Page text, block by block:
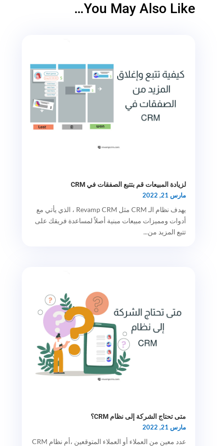
You May Also Like…
لزيادة المبيعات قم بتتبع الصفقات في CRM
مارس 21, 2022
يهدف نظام الـ CRM مثل Revamp CRM ، الذي يأتي مع
أدوات ومميزات مبيعات مبنية أصلاً لمساعدة فريقك على
تتبع المزيد من...
متى تحتاج الشركة إلى نظام CRM؟
مارس 21, 2022
عدد معين من العملاء أو العملاء المتوقعين ،أم نظام CRM